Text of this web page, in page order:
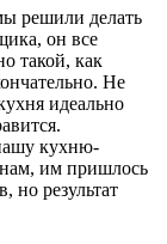
решили делать
он все
такой, как
Не
идеально
кухню-
им пришлось
но результат